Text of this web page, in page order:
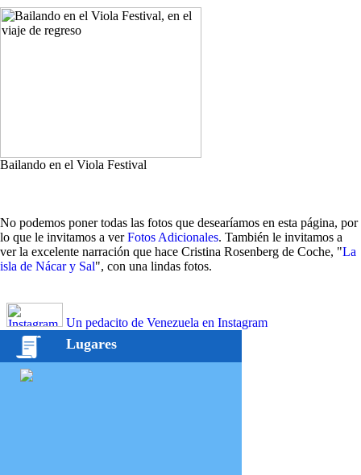
Bailando en el Viola Festival
No podemos poner todas las fotos que desearíamos en esta página, por
lo que le invitamos a verFotos Adicionales. También le invitamos a
ver la excelente narración que hace Cristina Rosenberg de Coche, "La
isla de Nácar y Sal", con una lindas fotos.
Un pedacito de Venezuela en Instagram
Lugares